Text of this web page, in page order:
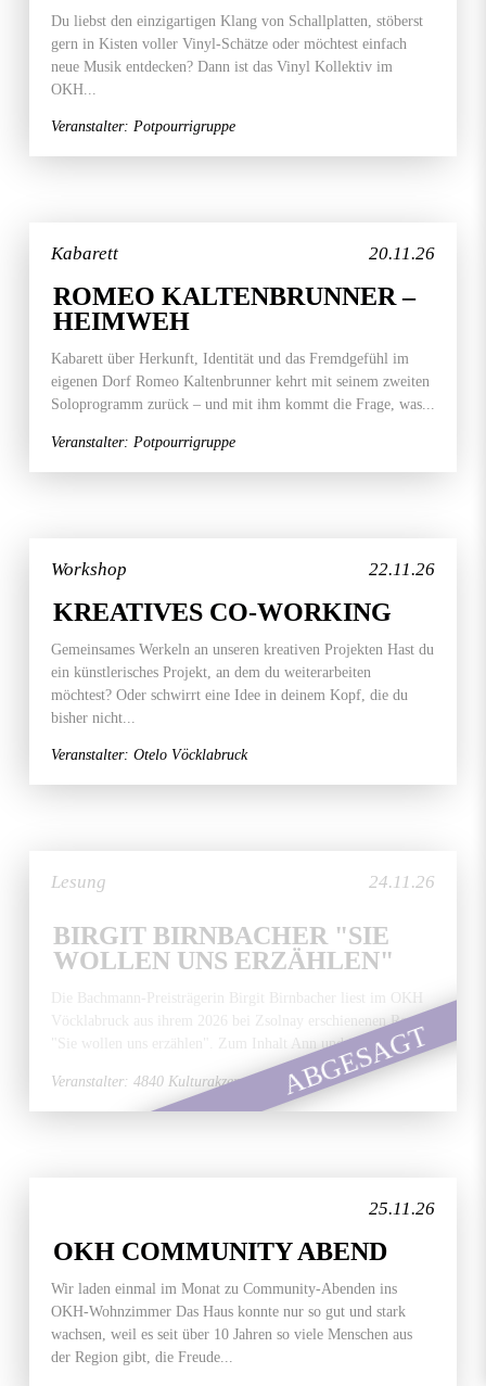
Du liebst den einzigartigen Klang von Schallplatten, stöberst
gern in Kisten voller Vinyl-Schätze oder möchtest einfach
neue Musik entdecken? Dann ist das Vinyl Kollektiv im
OKH...
Veranstalter: Potpourrigruppe
20.11.26
Kabarett
ROMEO KALTENBRUNNER –
HEIMWEH
Kabarett über Herkunft, Identität und das Fremdgefühl im
eigenen Dorf Romeo Kaltenbrunner kehrt mit seinem zweiten
Soloprogramm zurück – und mit ihm kommt die Frage, was...
Veranstalter: Potpourrigruppe
22.11.26
Workshop
KREATIVES CO-WORKING
Gemeinsames Werkeln an unseren kreativen Projekten Hast du
ein künstlerisches Projekt, an dem du weiterarbeiten
möchtest? Oder schwirrt eine Idee in deinem Kopf, die du
bisher nicht...
Veranstalter: Otelo Vöcklabruck
ABGESAGT
24.11.26
Lesung
BIRGIT BIRNBACHER "SIE
WOLLEN UNS ERZÄHLEN"
Die Bachmann-Preisträgerin Birgit Birnbacher liest im OKH
Vöcklabruck aus ihrem 2026 bei Zsolnay erschienenen Roman
"Sie wollen uns erzählen". Zum Inhalt Ann und ihr...
Veranstalter: 4840 Kulturakzente
25.11.26
OKH COMMUNITY ABEND
Wir laden einmal im Monat zu Community-Abenden ins
OKH-Wohnzimmer Das Haus konnte nur so gut und stark
wachsen, weil es seit über 10 Jahren so viele Menschen aus
der Region gibt, die Freude...